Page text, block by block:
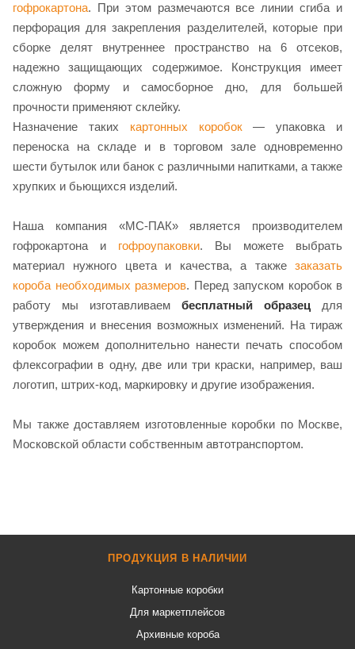
гофрокартона. При этом размечаются все линии сгиба и
перфорация для закрепления разделителей, которые при
сборке делят внутреннее пространство на 6 отсеков,
надежно защищающих содержимое. Конструкция имеет
сложную форму и самосборное дно, для большей
прочности применяют склейку.
Назначение таких картонных коробок— упаковка и
переноска на складе и в торговом зале одновременно
шести бутылок или банок с различными напитками, а также
хрупких и бьющихся изделий.
Наша компания «МС-ПАК» является производителем
гофрокартона и гофроупаковки. Вы можете выбрать
материал нужного цвета и качества, а также заказать
короба необходимых размеров. Перед запуском коробок в
работу мы изготавливаем бесплатный образец для
утверждения и внесения возможных изменений. На тираж
коробок можем дополнительно нанести печать способом
флексографии в одну, две или три краски, например, ваш
логотип, штрих-код, маркировку и другие изображения.
Мы также доставляем изготовленные коробки по Москве,
Московской области собственным автотранспортом.
ПРОДУКЦИЯ В НАЛИЧИИ
Картонные коробки
Для маркетплейсов
Архивные короба